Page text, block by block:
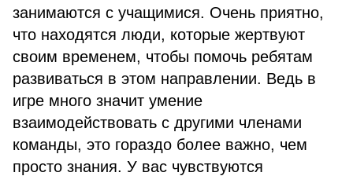
занимаются с учащимися. Очень приятно,
что находятся люди, которые жертвуют
своим временем, чтобы помочь ребятам
развиваться в этом направлении. Ведь в
игре много значит умение
взаимодействовать с другими членами
команды, это гораздо более важно, чем
просто знания. У вас чувствуются